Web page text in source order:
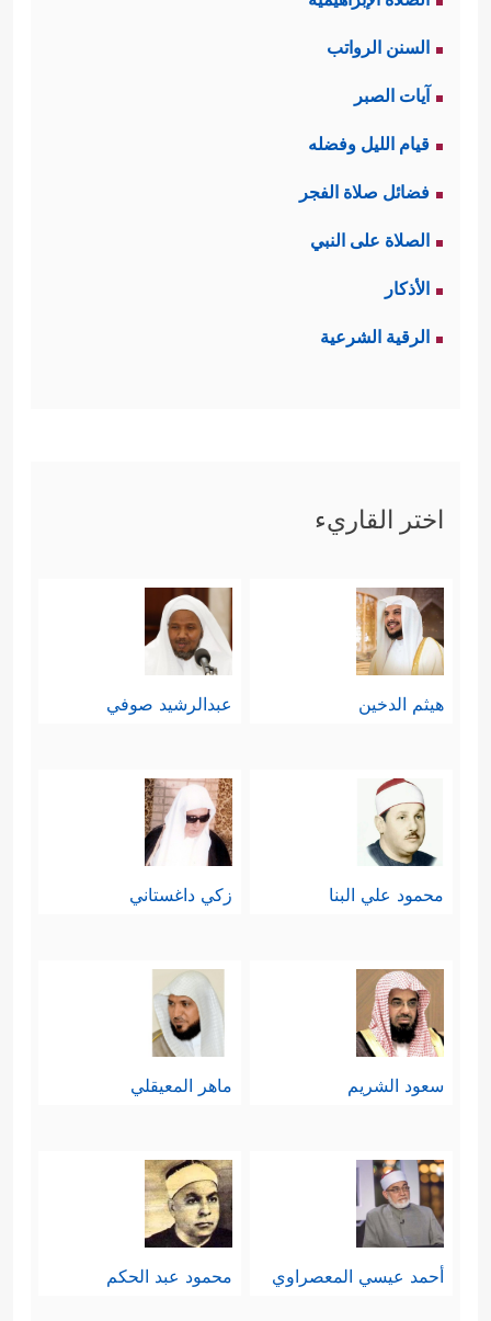
السنن الرواتب
آيات الصبر
قيام الليل وفضله
فضائل صلاة الفجر
الصلاة على النبي
الأذكار
الرقية الشرعية
اختر القاريء
هيثم الدخين عبدالرشيد صوفي
محمود علي البنا زكي داغستاني
سعود الشريم ماهر المعيقلي
أحمد عيسي المعصراوي محمود عبد الحكم